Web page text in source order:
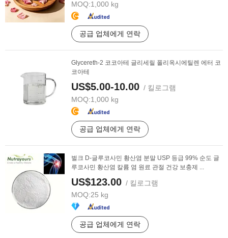
MOQ:1,000 kg
공급 업체에게 연락
Glycereth-2 코코아테 글리세릴 폴리옥시에틸렌 에터 코
코아테
US$5.00-10.00 / 킬로그램
MOQ:1,000 kg
공급 업체에게 연락
벌크 D-글루코사민 황산염 분말 USP 등급 99% 순도 글
루코사민 황산염 칼륨 염 원료 관절 건강 보충제 ...
US$123.00 / 킬로그램
MOQ:25 kg
공급 업체에게 연락